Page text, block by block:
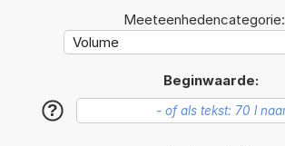
Meeteenhedencategorie:
Beginwaarde:
?